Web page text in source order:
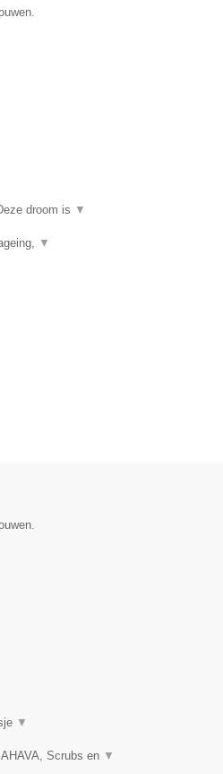
droom is ▼
▼
▼
Scrubs en ▼